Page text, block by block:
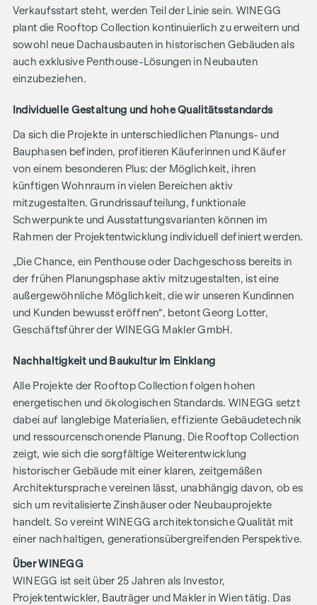
Verkaufsstart steht, werden Teil der Linie sein. WINEGG
plant die Rooftop Collection kontinuierlich zu erweitern und
sowohl neue Dachausbauten in historischen Gebäuden als
auch exklusive Penthouse-Lösungen in Neubauten
einzubeziehen.
Individuelle Gestaltung und hohe Qualitätsstandards
Da sich die Projekte in unterschiedlichen Planungs- und
Bauphasen befinden, profitieren Käuferinnen und Käufer
von einem besonderen Plus: der Möglichkeit, ihren
künftigen Wohnraum in vielen Bereichen aktiv
mitzugestalten. Grundrissaufteilung, funktionale
Schwerpunkte und Ausstattungsvarianten können im
Rahmen der Projektentwicklung individuell definiert werden.
„Die Chance, ein Penthouse oder Dachgeschoss bereits in
der frühen Planungsphase aktiv mitzugestalten, ist eine
außergewöhnliche Möglichkeit, die wir unseren Kundinnen
und Kunden bewusst eröffnen“, betont Georg Lotter,
Geschäftsführer der WINEGG Makler GmbH.
Nachhaltigkeit und Baukultur im Einklang
Alle Projekte der Rooftop Collection folgen hohen
energetischen und ökologischen Standards. WINEGG setzt
dabei auf langlebige Materialien, effiziente Gebäudetechnik
und ressourcenschonende Planung. Die Rooftop Collection
zeigt, wie sich die sorgfältige Weiterentwicklung
historischer Gebäude mit einer klaren, zeitgemäßen
Architektursprache vereinen lässt, unabhängig davon, ob es
sich um revitalisierte Zinshäuser oder Neubauprojekte
handelt. So vereint WINEGG architektonsiche Qualität mit
einer nachhaltigen, generationsübergreifenden Perspektive.
Über WINEGG
WINEGG ist seit über 25 Jahren als Investor,
Projektentwickler, Bauträger und Makler in Wien tätig. Das